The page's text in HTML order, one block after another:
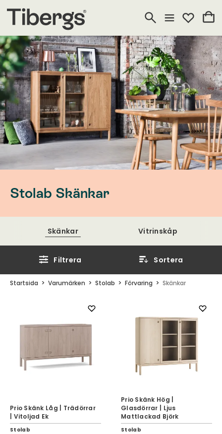
Stolab Skänkar
Skänkar Vitrinskåp
Filtrera Sortera
Startsida Varumärken Stolab Förvaring Skänkar
Prio Skänk Låg | Trädörrar
| Vitoljad Ek
Stolab
Prio Skänk Hög |
Glasdörrar | Ljus
Mattlackad Björk
Stolab